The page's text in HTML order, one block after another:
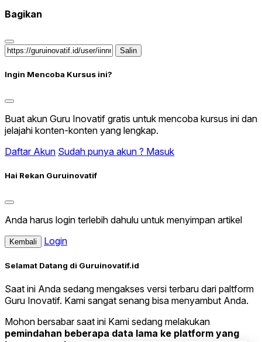
Bagikan
Salin
Ingin Mencoba Kursus ini?
Buat akun Guru Inovatif gratis untuk mencoba kursus ini dan
jelajahi konten-konten yang lengkap.
Daftar Akun Sudah punya akun ? Masuk
Hai Rekan Guruinovatif
Anda harus login terlebih dahulu untuk menyimpan artikel
Kembali Login
Selamat Datang di Guruinovatif.id
Saat ini Anda sedang mengakses versi terbaru dari paltform
Guru Inovatif. Kami sangat senang bisa menyambut Anda.
Mohon bersabar saat ini Kami sedang melakukan
pemindahan beberapa data lama ke platform yang